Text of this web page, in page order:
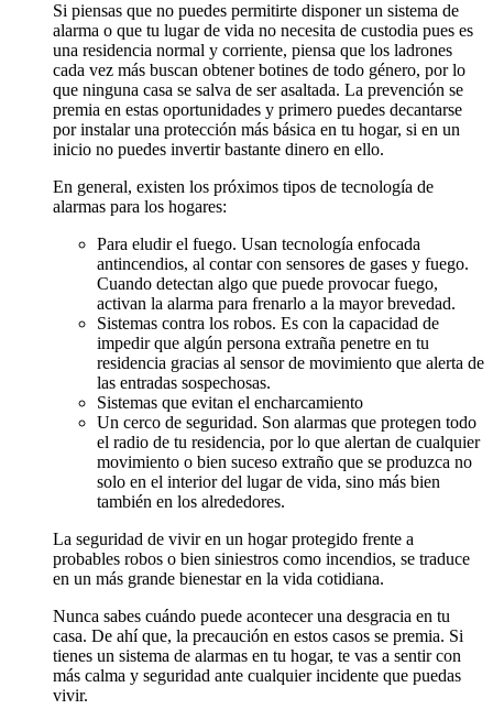
Si piensas que no puedes permitirte disponer un sistema de
alarma o que tu lugar de vida no necesita de custodia pues es
una residencia normal y corriente, piensa que los ladrones
cada vez más buscan obtener botines de todo género, por lo
que ninguna casa se salva de ser asaltada. La prevención se
premia en estas oportunidades y primero puedes decantarse
por instalar una protección más básica en tu hogar, si en un
inicio no puedes invertir bastante dinero en ello.
En general, existen los próximos tipos de tecnología de
alarmas para los hogares:
Para eludir el fuego. Usan tecnología enfocada
antincendios, al contar con sensores de gases y fuego.
Cuando detectan algo que puede provocar fuego,
activan la alarma para frenarlo a la mayor brevedad.
Sistemas contra los robos. Es con la capacidad de
impedir que algún persona extraña penetre en tu
residencia gracias al sensor de movimiento que alerta de
las entradas sospechosas.
Sistemas que evitan el encharcamiento
Un cerco de seguridad. Son alarmas que protegen todo
el radio de tu residencia, por lo que alertan de cualquier
movimiento o bien suceso extraño que se produzca no
solo en el interior del lugar de vida, sino más bien
también en los alrededores.
La seguridad de vivir en un hogar protegido frente a
probables robos o bien siniestros como incendios, se traduce
en un más grande bienestar en la vida cotidiana.
Nunca sabes cuándo puede acontecer una desgracia en tu
casa. De ahí que, la precaución en estos casos se premia. Si
tienes un sistema de alarmas en tu hogar, te vas a sentir con
más calma y seguridad ante cualquier incidente que puedas
vivir.